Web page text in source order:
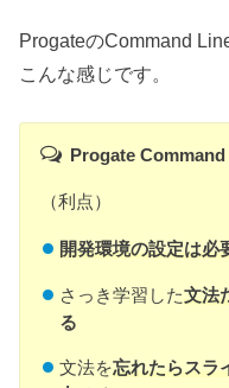
ProgateのCommand
こんな感じです。
Progate
（利点）
開発環境の設定は必
さっき学習した文法
る
文法を忘れたらスラ